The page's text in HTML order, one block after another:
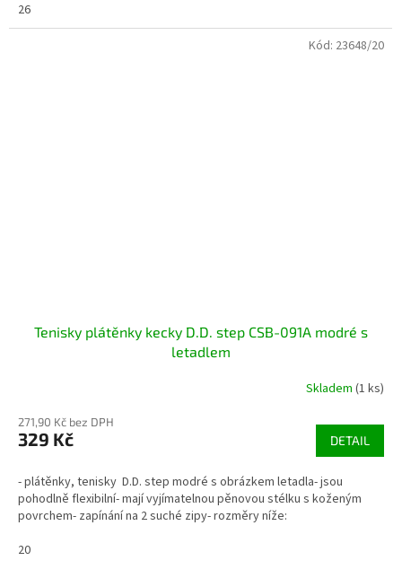
26
Tenisky plátěnky kecky D.D. step CSB-091A modré s
letadlem
Skladem (1 ks)
271,90 Kč bez DPH
329 Kč DETAIL
- plátěnky, tenisky D.D. step modré s obrázkem letadla- jsou
pohodlně flexibilní- mají vyjímatelnou pěnovou stélku s koženým
povrchem- zapínání na 2 suché zipy- rozměry níže:
20
Kód: 23648/20